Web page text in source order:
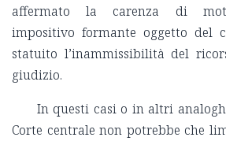
affermato la carenza di
impositivo formante oggetto del
statuito l’inammissibilità del
giudizio.
In questi casi o in altri
Corte centrale non potrebbe che